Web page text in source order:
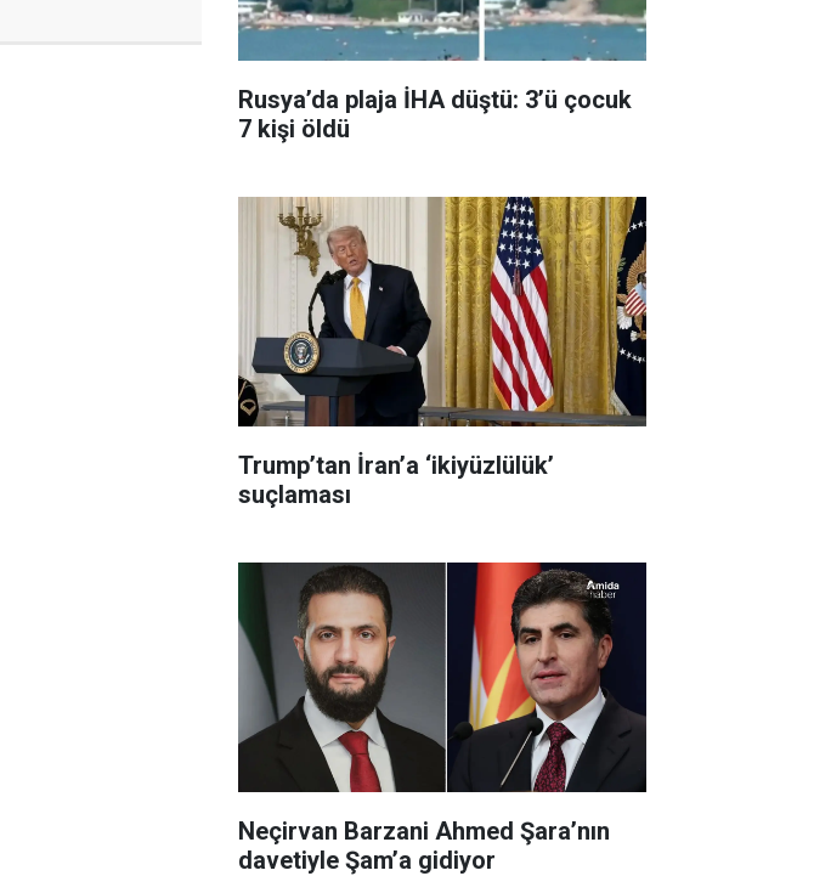
Rusya’da plaja İHA düştü: 3’ü çocuk
7 kişi öldü
Trump’tan İran’a ‘ikiyüzlülük’
suçlaması
Neçirvan Barzani Ahmed Şara’nın
davetiyle Şam’a gidiyor